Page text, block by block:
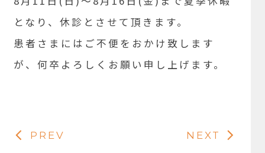
となり、休診とさせて頂きます。
患者さまにはご不便をおかけ致します
が、何卒よろしくお願い申し上げます。
PREV NEXT